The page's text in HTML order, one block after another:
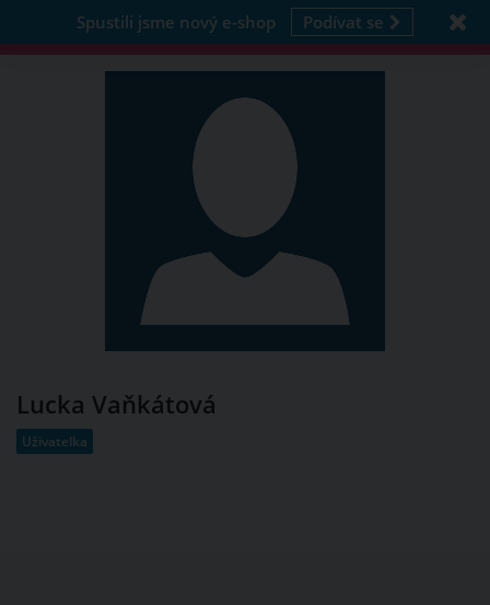
Spustili jsme nový e-shop Podívat se
Lucka Vaňkátová
Uživatelka